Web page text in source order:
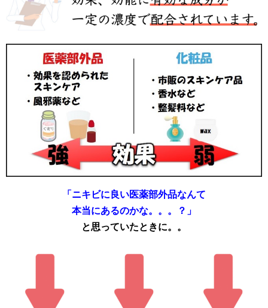
「ニキビに良い医薬部外品なんて
本当にあるのかな。。。？」
と思っていたときに。。